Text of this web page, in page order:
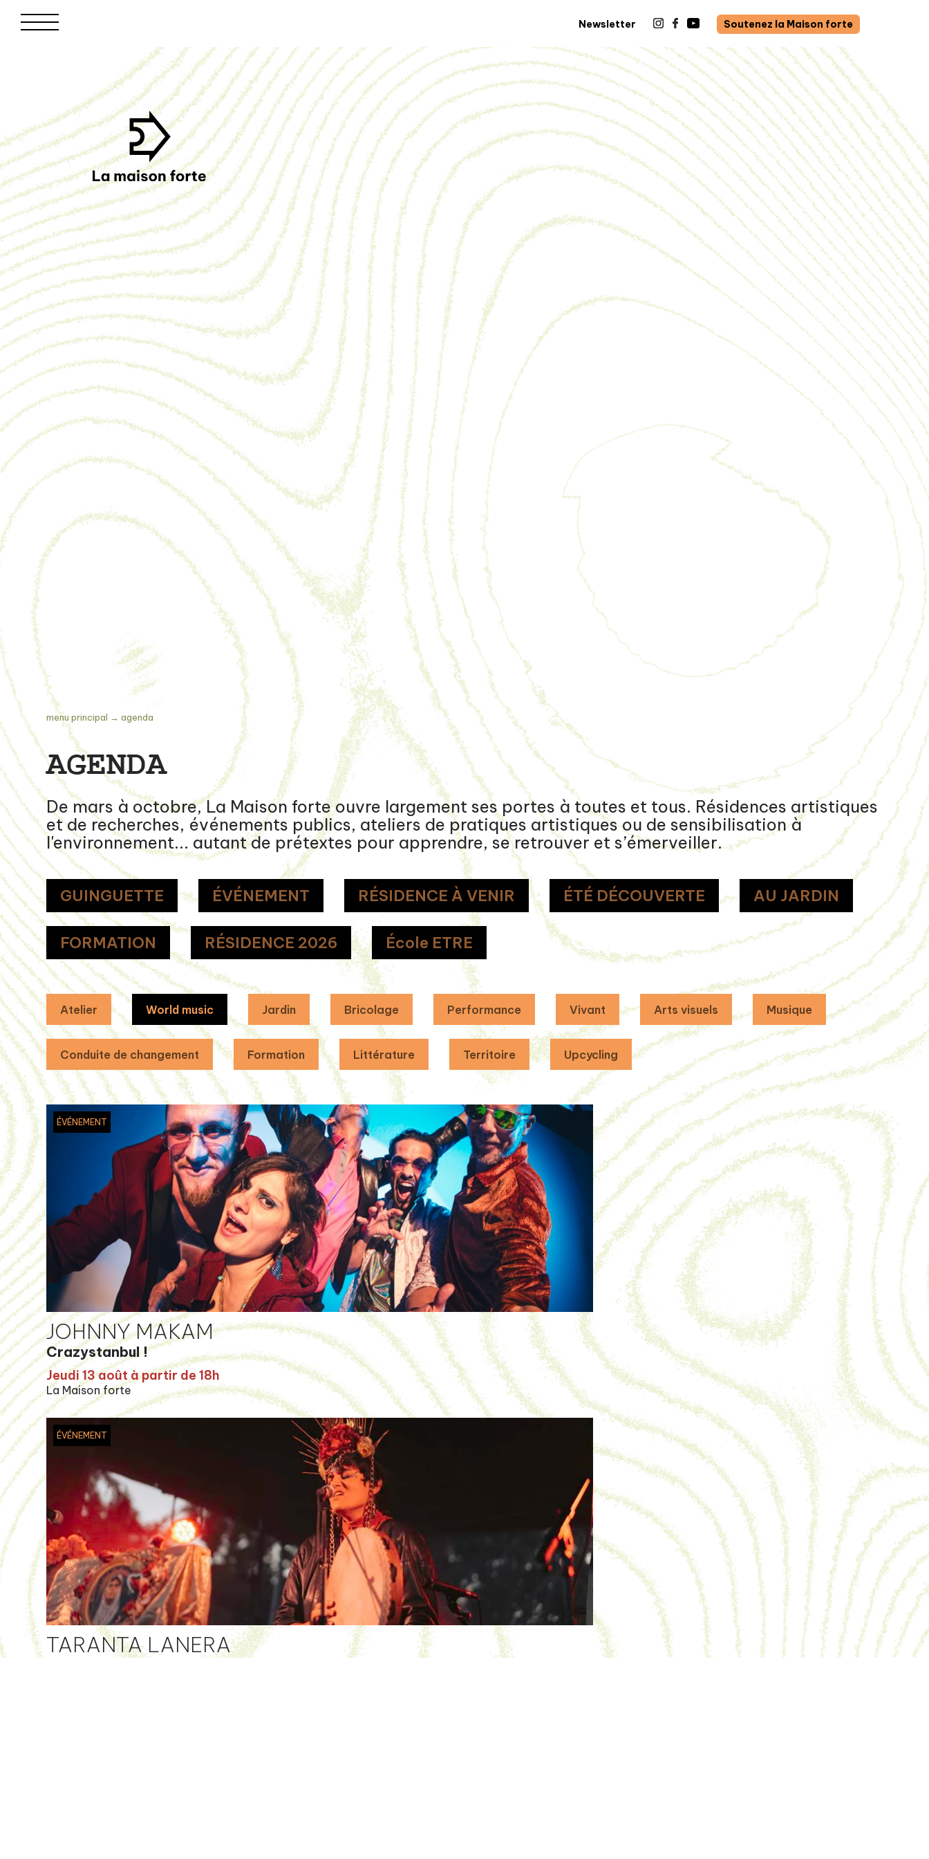
Newsletter Soutenez la Maison forte
menu principal →agenda
AGENDA
De mars à octobre, La Maison forte ouvre largement ses portes à toutes et tous. Résidences artistiques
et de recherches, événements publics, ateliers de pratiques artistiques ou de sensibilisation à
l'environnement... autant de prétextes pour apprendre, se retrouver et s’émerveiller.
GUINGUETTE ÉVÉNEMENT RÉSIDENCE À VENIR ÉTÉ DÉCOUVERTE AU JARDIN
FORMATION RÉSIDENCE 2026 École ETRE
Atelier World music Jardin Bricolage Performance Vivant Arts visuels Musique
Conduite de changement Formation Littérature Territoire Upcycling
ÉVÉNEMENT
JOHNNY MAKAM
Crazystanbul !
Jeudi 13 août à partir de 18h
La Maison forte
ÉVÉNEMENT
TARANTA LANERA